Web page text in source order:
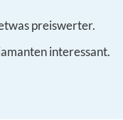
preiswerter.
interessant.